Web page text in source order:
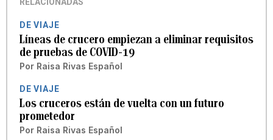
RELACIONADAS
DE VIAJE
Líneas de crucero empiezan a eliminar requisitos
de pruebas de COVID-19
Por Raisa Rivas Español
DE VIAJE
Los cruceros están de vuelta con un futuro
prometedor
Por Raisa Rivas Español